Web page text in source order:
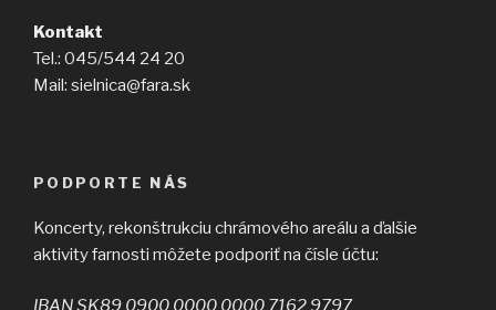
Kontakt
Tel.: 045/544 24 20
Mail: sielnica@fara.sk
PODPORTE NÁS
Koncerty, rekonštrukciu chrámového areálu a ďalšie
aktivity farnosti môžete podporiť na čísle účtu:
IBAN SK89 0900 0000 0000 7162 9797